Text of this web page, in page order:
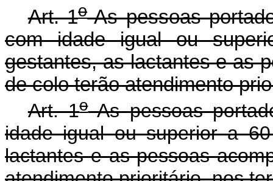
Art. 1oAs pessoas
com idade igual ou
gestantes, as lactantes e as
de colo terão atendimento
Art. 1oAs pessoas
idade igual ou superior a
lactantes e as pessoas